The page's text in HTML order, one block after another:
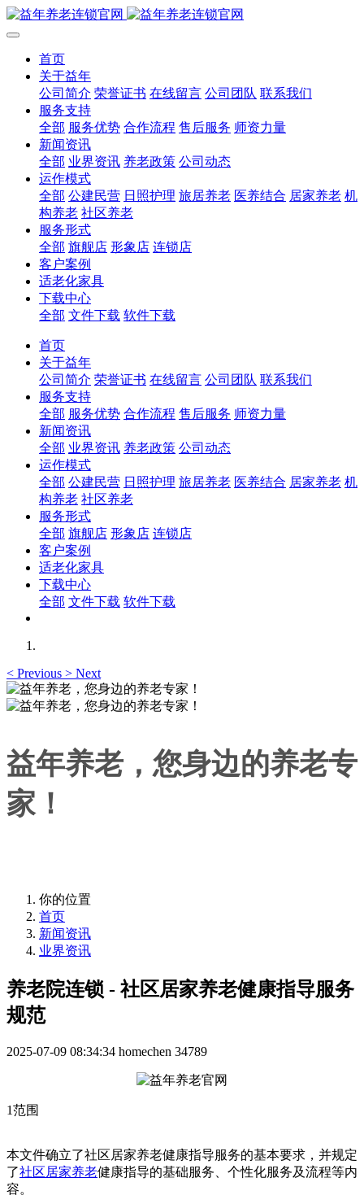
首页
关于益年
公司简介 荣誉证书 在线留言 公司团队 联系我们
服务支持
全部 服务优势 合作流程 售后服务 师资力量
新闻资讯
全部 业界资讯 养老政策 公司动态
运作模式
全部 公建民营 日照护理 旅居养老 医养结合 居家养老 机
构养老 社区养老
服务形式
全部 旗舰店 形象店 连锁店
客户案例
适老化家具
下载中心
全部 文件下载 软件下载
首页
关于益年
公司简介 荣誉证书 在线留言 公司团队 联系我们
服务支持
全部 服务优势 合作流程 售后服务 师资力量
新闻资讯
全部 业界资讯 养老政策 公司动态
运作模式
全部 公建民营 日照护理 旅居养老 医养结合 居家养老 机
构养老 社区养老
服务形式
全部 旗舰店 形象店 连锁店
客户案例
适老化家具
下载中心
全部 文件下载 软件下载
< Previous > Next
益年养老，您身边的养老专
家！
你的位置
首页
新闻资讯
业界资讯
养老院连锁 - 社区居家养老健康指导服务
规范
2025-07-09 08:34:34 homechen 34789
1范围
本文件确立了社区居家养老健康指导服务的基本要求，并规定
了社区居家养老健康指导的基础服务、个性化服务及流程等内
容。